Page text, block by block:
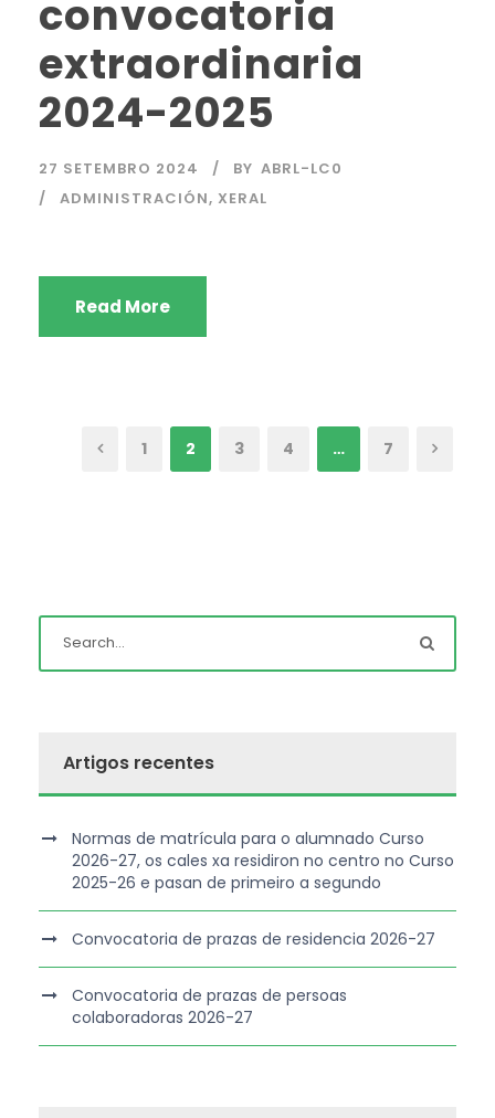
convocatoria
extraordinaria
2024-2025
27 SETEMBRO 2024 BY ABRL-LC0
ADMINISTRACIÓN, XERAL
Read More
1 2 3 4 … 7
Artigos recentes
Normas de matrícula para o alumnado Curso
2026-27, os cales xa residiron no centro no Curso
2025-26 e pasan de primeiro a segundo
Convocatoria de prazas de residencia 2026-27
Convocatoria de prazas de persoas
colaboradoras 2026-27